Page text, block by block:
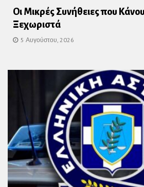
Οι Μικρές Συνήθειες που
Ξεχωριστά
5 Αυγούστου, 2026